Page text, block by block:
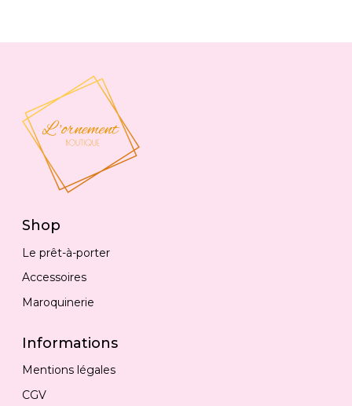
Shop
Le prêt-à-porter
Accessoires
Maroquinerie
Informations
Mentions légales
CGV